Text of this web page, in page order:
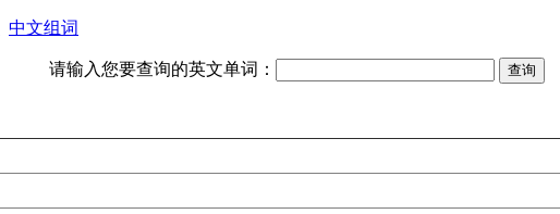
中文组词
请输入您要查询的英文单词：